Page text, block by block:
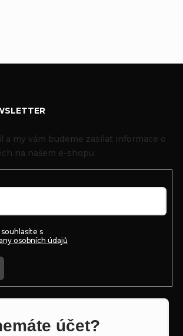
a my vám budeme zasílat informace o
na našem e-shopu.
s
osobních údajů
účet?